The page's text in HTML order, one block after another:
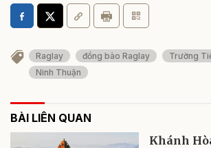
Raglay đồng bào Raglay
Trường
Ninh Thuận
BÀI LIÊN QUAN
Khánh